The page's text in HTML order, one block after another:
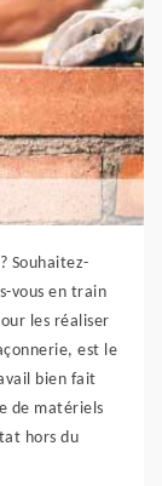
Souhaitez-
vous en train
les réaliser
est le
bien fait
de matériels
hors du